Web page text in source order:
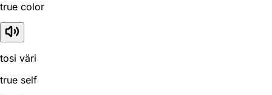
true color
tosi väri
true self